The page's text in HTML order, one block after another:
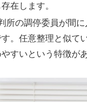
在します。
所の調停委員が間
。任意整理と似て
すいという特徴が